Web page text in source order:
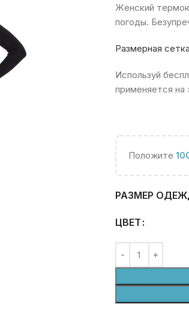
Женский
погоды.
Размерная
Используй
применяется на
Положите
РАЗМЕР
ЦВЕТ